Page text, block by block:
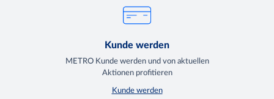
Kunde werden
METRO Kunde werden und von aktuellen
Aktionen profitieren
Kunde werden